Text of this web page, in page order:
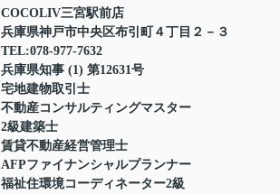
COCOLIV三宮駅前店
兵庫県神戸市中央区布引町４丁目２－３
TEL:078-977-7632
兵庫県知事 (1) 第12631号
宅地建物取引士
不動産コンサルティングマスター
2級建築士
賃貸不動産経営管理士
AFPファイナンシャルプランナー
福祉住環境コーディネーター2級